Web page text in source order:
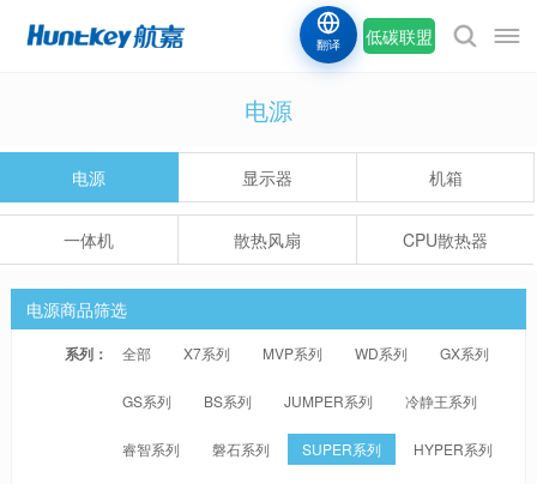
低碳联盟
翻译
电源
电源 显示器 机箱
一体机 散热风扇 CPU散热器
电源商品筛选
系列： 全部 X7系列 MVP系列 WD系列 GX系列
GS系列 BS系列 JUMPER系列 冷静王系列
睿智系列 磐石系列 SUPER系列 HYPER系列